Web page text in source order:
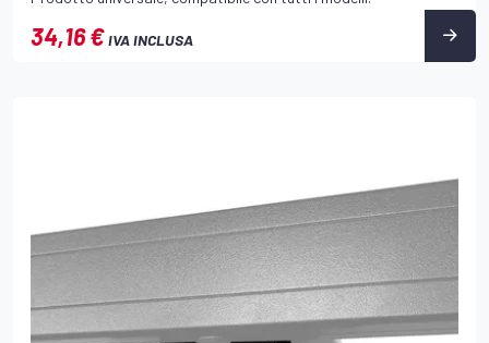
34,16 €IVA INCLUSA